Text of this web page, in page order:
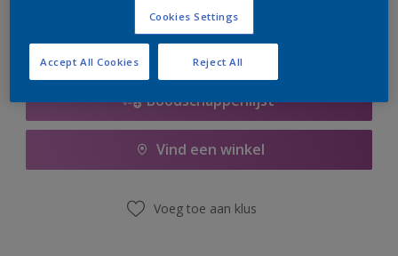
Boodschappenlijst
Vind een winkel
Voeg toe aan klus
Cookies Settings
Reject All
Accept All Cookies